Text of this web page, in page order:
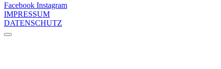
Facebook Instagram
IMPRESSUM
DATENSCHUTZ